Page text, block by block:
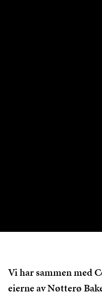
Vi har sammen med
eierne av Nøtterø